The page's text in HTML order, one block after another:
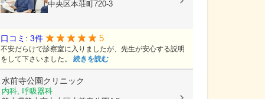
熊本県熊本市中央区本荘町720-3
口コミ: 3件 5
不安だらけで診察室に入りましたが、先生が安心する説明
をして下さいました。 続きを読む
水前寺公園クリニック
内科, 呼吸器科